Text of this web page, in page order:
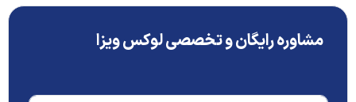
مشاوره رایگان و تخصصی لوکس ویزا